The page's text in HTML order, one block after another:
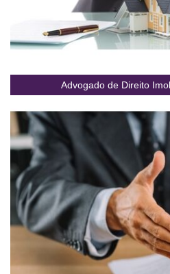
Advogado de Direito